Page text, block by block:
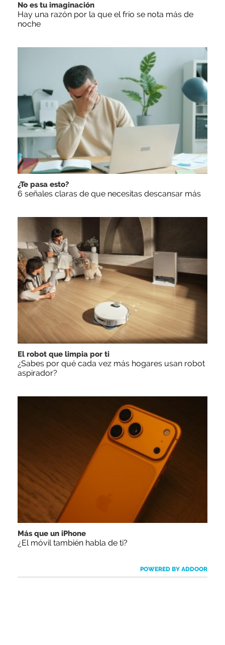
No es tu imaginación
Hay una razón por la que el frío se nota más de
noche
¿Te pasa esto?
6 señales claras de que necesitas descansar más
El robot que limpia por ti
¿Sabes por qué cada vez más hogares usan robot
aspirador?
Más que un iPhone
¿El móvil también habla de ti?
POWERED BY ADDOOR